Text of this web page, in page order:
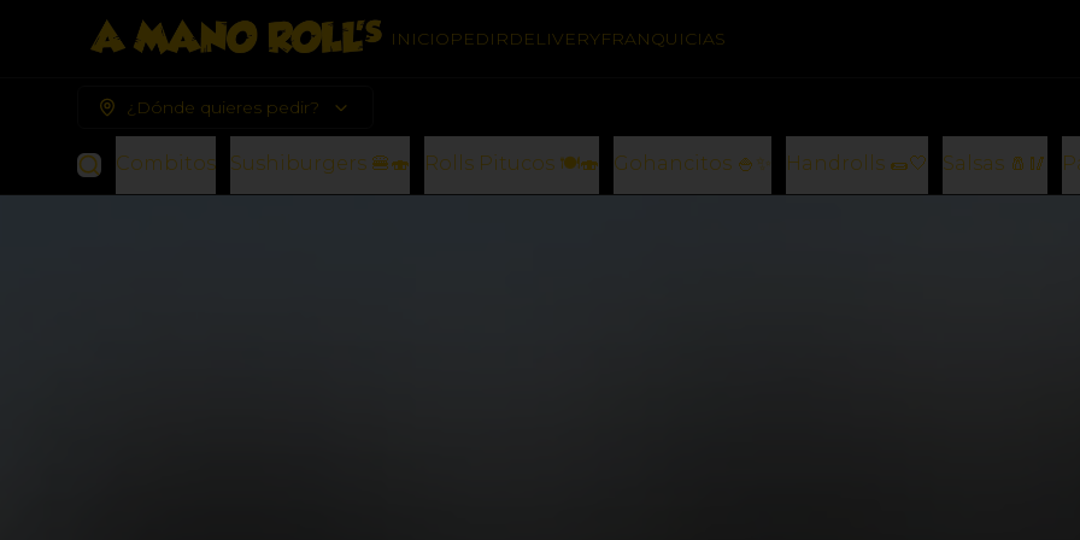
INICIOPEDIRDELIVERYFRANQUICIAS
¿Dónde quieres pedir?
Combitos Sushiburgers 🍔🍣 Rolls Pitucos 🍽️🍣 Gohancitos 🍚✨ Handrolls 🌯🤍 Salsas 🧂🥢